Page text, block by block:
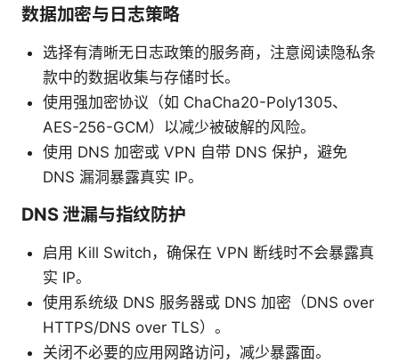
数据加密与日志策略
选择有清晰无日志政策的服务商，注意阅读隐私条
款中的数据收集与存储时长。
使用强加密协议（如 ChaCha20-Poly1305、
AES-256-GCM）以减少被破解的风险。
使用 DNS 加密或 VPN 自带 DNS 保护，避免
DNS 漏洞暴露真实 IP。
DNS 泄漏与指纹防护
启用 Kill Switch，确保在 VPN 断线时不会暴露真
实 IP。
使用系统级 DNS 服务器或 DNS 加密（DNS over
HTTPS/DNS over TLS）。
关闭不必要的应用网路访问，减少暴露面。